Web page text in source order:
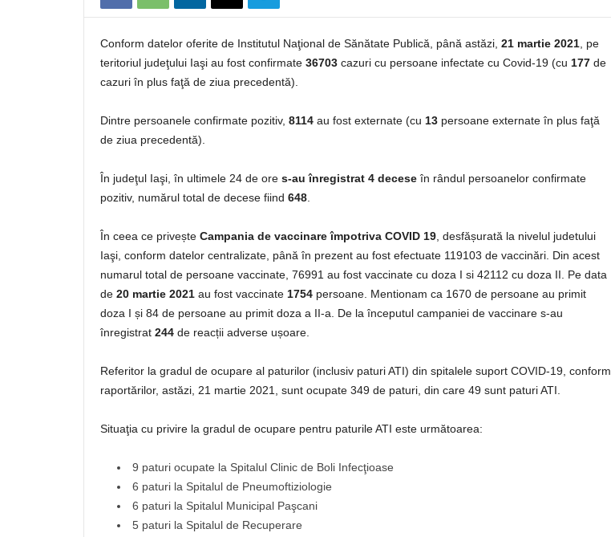
Conform datelor oferite de Institutul Naţional de Sănătate Publică, până astăzi, 21 martie 2021 , pe
teritoriul judeţului Iaşi au fost confirmate 36703 cazuri cu persoane infectate cu Covid-19 (cu 177 de
cazuri în plus faţă de ziua precedentă).
Dintre persoanele confirmate pozitiv, 8114 au fost externate (cu 13 persoane externate în plus faţă
de ziua precedentă).
În judeţul Iaşi, în ultimele 24 de ore s-au înregistrat 4 decese în rândul persoanelor confirmate
pozitiv, numărul total de decese fiind 648
În ceea ce privește Campania de vaccinare împotriva COVID 19 , desfășurată la nivelul judetului
Iaşi, conform datelor centralizate, până în prezent au fost efectuate 119103 de vaccinări. Din acest
numarul total de persoane vaccinate, 76991 au fost vaccinate cu doza I si 42112 cu doza II. Pe data
de 20 martie 2021 au fost vaccinate 1754 persoane. Mentionam ca 1670 de persoane au primit
doza I și 84 de persoane au primit doza a II-a. De la începutul campaniei de vaccinare s-au
înregistrat 244 de reacții adverse ușoare.
Referitor la gradul de ocupare al paturilor (inclusiv paturi ATI) din spitalele suport COVID-19, conform
raportărilor, astăzi, 21 martie 2021, sunt ocupate 349 de paturi, din care 49 sunt paturi ATI.
Situaţia cu privire la gradul de ocupare pentru paturile ATI este următoarea:
9 paturi ocupate la Spitalul Clinic de Boli Infecţioase
6 paturi la Spitalul de Pneumoftiziologie
6 paturi la Spitalul Municipal Paşcani
5 paturi la Spitalul de Recuperare